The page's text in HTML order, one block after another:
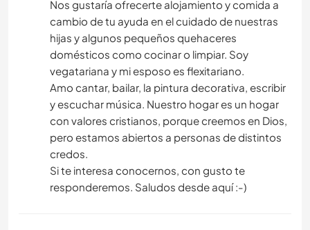
Nos gustaría ofrecerte alojamiento y comida a
cambio de tu ayuda en el cuidado de nuestras
hijas y algunos pequeños quehaceres
domésticos como cocinar o limpiar. Soy
vegatariana y mi esposo es flexitariano.
Amo cantar, bailar, la pintura decorativa, escribir
y escuchar música. Nuestro hogar es un hogar
con valores cristianos, porque creemos en Dios,
pero estamos abiertos a personas de distintos
credos.
Si te interesa conocernos, con gusto te
responderemos. Saludos desde aquí :-)